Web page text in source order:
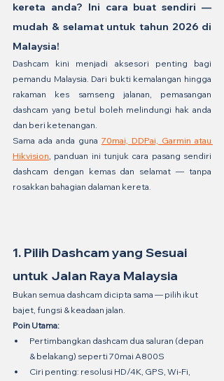
kereta anda? Ini cara buat sendiri —
mudah & selamat untuk tahun 2026 di
Malaysia!
Dashcam kini menjadi aksesori penting bagi
pemandu Malaysia. Dari bukti kemalangan hingga
rakaman kes samseng jalanan, pemasangan
dashcam yang betul boleh melindungi hak anda
dan beri ketenangan.
Sama ada anda guna 70mai, DDPai, Garmin atau
Hikvision, panduan ini tunjuk cara pasang sendiri
dashcam dengan kemas dan selamat — tanpa
rosakkan bahagian dalaman kereta.
1. Pilih Dashcam yang Sesuai
untuk Jalan Raya Malaysia
Bukan semua dashcam dicipta sama — pilih ikut
bajet, fungsi & keadaan jalan.
Poin Utama:
Pertimbangkan dashcam dua saluran (depan
& belakang) seperti 70mai A800S
Ciri penting: resolusi HD/4K, GPS, Wi-Fi,